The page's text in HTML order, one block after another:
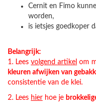
Cernit en Fimo
worden,
is ietsjes goedkoper
Belangrijk:
1. Lees volgend artikel om
kleuren afwijken van
consistentie van de klei.
2. Lees hier hoe je